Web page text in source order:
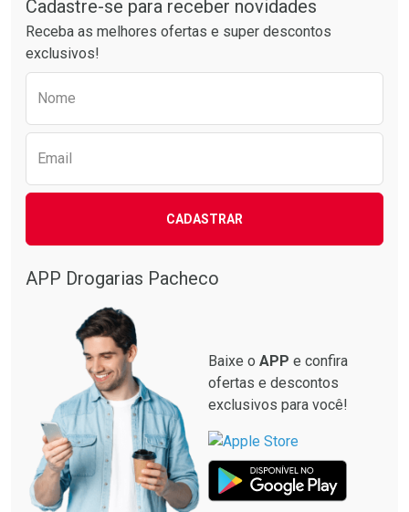
Comprar sem Desconto
Comprar sem Desconto
Comprar sem Desconto
Comprar sem Desconto
Cadastre-se para receber novidades
Receba as melhores ofertas e super descontos
exclusivos!
Nome
Email
CADASTRAR
APP Drogarias Pacheco
Baixe o APP e confira
ofertas e descontos
exclusivos para você!